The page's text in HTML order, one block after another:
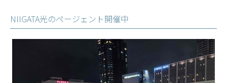
NIIGATA光のページェント開催中